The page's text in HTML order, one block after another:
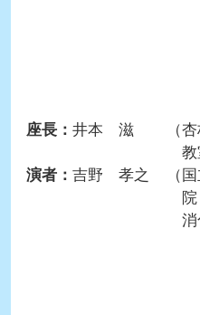
座長： 井本 滋
（
教
演者： 吉野 孝之
（
消